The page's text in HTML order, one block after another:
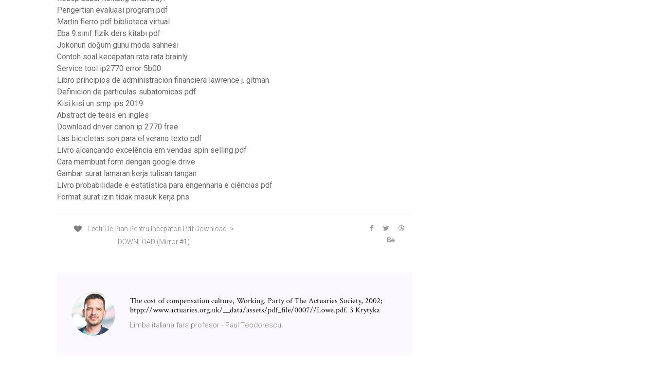
Pengertian evaluasi program pdf
Martin fierro pdf biblioteca virtual
Eba 9.sınıf fizik ders kitabı pdf
Jokonun doğum günü moda sahnesi
Contoh soal kecepatan rata rata brainly
Service tool ip2770 error 5b00
Libro principios de administracion financiera lawrence j. gitman
Definicion de particulas subatomicas pdf
Kisi kisi un smp ips 2019
Abstract de tesis en ingles
Download driver canon ip 2770 free
Las bicicletas son para el verano texto pdf
Livro alcançando excelência em vendas spin selling pdf
Cara membuat form dengan google drive
Gambar surat lamaran kerja tulisan tangan
Livro probabilidade e estatística para engenharia e ciências pdf
Format surat izin tidak masuk kerja pns
Lectii De Pian Pentru Incepatori Pdf Download ->
DOWNLOAD (Mirror #1)
The cost of compensation culture, Working. Party of The Actuaries Society, 2002;
htpp://www.actuaries.org.uk/__data/assets/pdf_file/0007//Lowe.pdf. 3 Krytyka
Limba italiana fara profesor - Paul Teodorescu